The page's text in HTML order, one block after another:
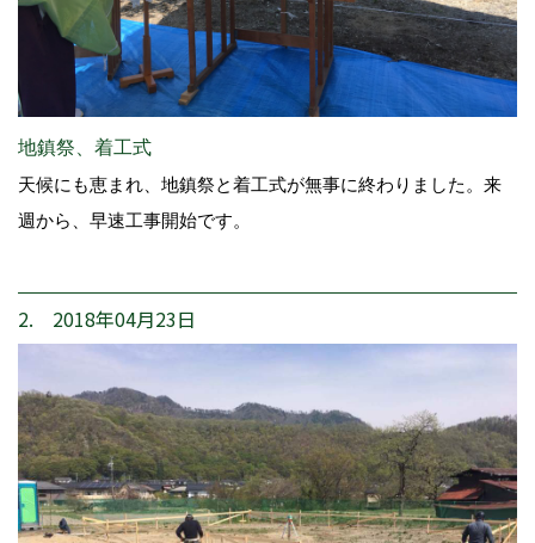
地鎮祭、着工式
天候にも恵まれ、地鎮祭と着工式が無事に終わりました。来
週から、早速工事開始です。
2. 2018年04月23日